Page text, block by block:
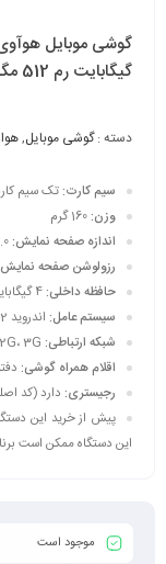
گیگابایت رم 512 مگابایت | آکبند
دسته :گوشی موبایل,
سیم کارت:تک سیم
وزن:
اندازه صفحه نمایش:
رزولوشن صفحه
حافظه داخلی:4 گیگابایت / 512 مگابایت
سیستم عامل: اندروید v4.4.2
شبکه ارتباطی:
اقلام همراه گوشی:
رجیستری: دارد (کد
پیش از خرید این
این دستگاه ممکن است
موجود است